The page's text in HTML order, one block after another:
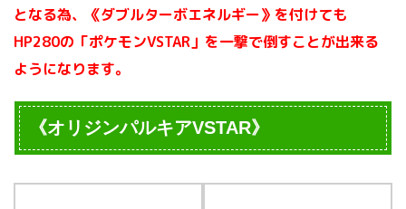
となる為、《ダブルターボエネルギー》を付けても
HP280の「ポケモンVSTAR」を一撃で倒すことが出来る
ようになります。
《オリジンパルキアVSTAR》